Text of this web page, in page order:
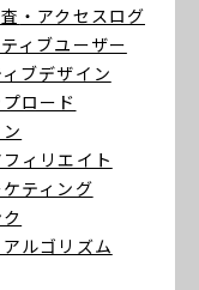
・アクセスログ
ティブユーザー
ブデザイン
プロード
フィリエイト
ティング
アルゴリズム